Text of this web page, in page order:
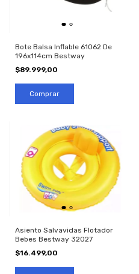
Bote Balsa Inflable 61062 De
196x114cm Bestway
$89.999,00
Asiento Salvavidas Flotador
Bebes Bestway 32027
$16.499,00